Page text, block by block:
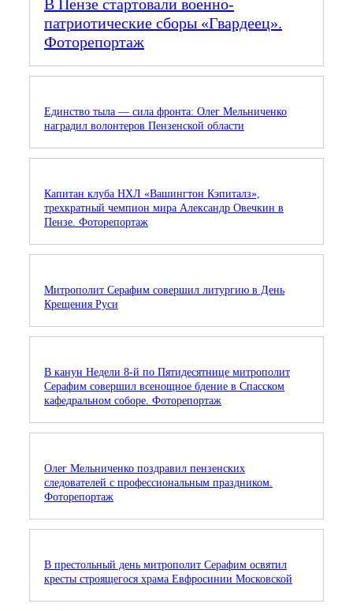
В Пензе стартовали военно-
патриотические сборы «Гвардеец».
Фоторепортаж
Единство тыла — сила фронта: Олег Мельниченко
наградил волонтеров Пензенской области
Капитан клуба НХЛ «Вашингтон Кэпиталз»,
трехкратный чемпион мира Александр Овечкин в
Пензе. Фоторепортаж
Митрополит Серафим совершил литургию в День
Крещения Руси
В канун Недели 8-й по Пятидесятнице митрополит
Серафим совершил всенощное бдение в Спасском
кафедральном соборе. Фоторепортаж
Олег Мельниченко поздравил пензенских
следователей с профессиональным праздником.
Фоторепортаж
В престольный день митрополит Серафим освятил
кресты строящегося храма Евфросинии Московской